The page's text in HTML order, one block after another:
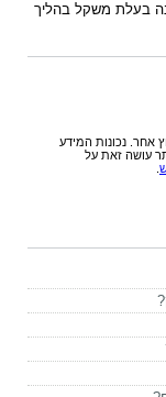
בעלת משקל בהליך
אחר. נכונות המידע
עושה זאת על